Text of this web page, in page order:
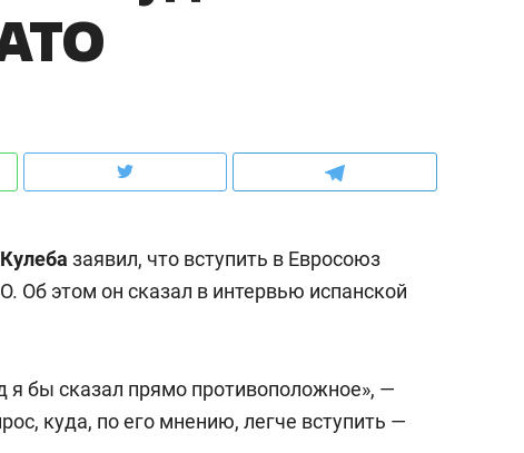
заявил, что вступить в Евросоюз
Об этом он сказал в интервью испанской
я бы сказал прямо противоположное», —
куда, по его мнению, легче вступить —
ио трехкратном росте цен, дотошных
клиентах и чудных запросах мастеров
камер до квартиры и Face
Рекомендуем
Опыт выживания в дикой